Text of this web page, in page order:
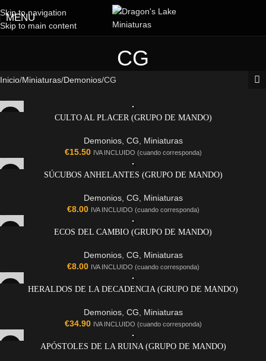
Skip to navigation
Skip to main content
MENU
CG
Inicio Miniaturas Demonios CG
CULTO AL PLACER (GRUPO DE MANDO)
Demonios, CG
Miniaturas
€15.50 IVA INCLUIDO (cuando corresponda)
SÚCUBOS ANHELANTES (GRUPO DE MANDO)
Demonios, CG
Miniaturas
€8.00 IVA INCLUIDO (cuando corresponda)
ECOS DEL CAMBIO (GRUPO DE MANDO)
Demonios, CG
Miniaturas
€8.00 IVA INCLUIDO (cuando corresponda)
HERALDOS DE LA DECADENCIA (GRUPO DE MANDO)
Demonios, CG
Miniaturas
€34.90 IVA INCLUIDO (cuando corresponda)
APÓSTOLES DE LA RUINA (GRUPO DE MANDO)